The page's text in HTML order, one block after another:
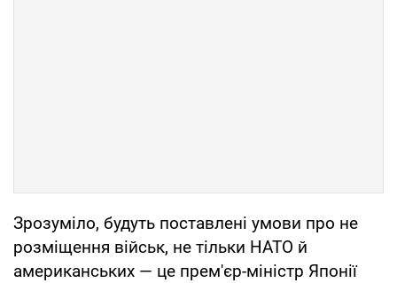
Зрозуміло, будуть поставлені умови про не
розміщення військ, не тільки НАТО й
американських — це прем'єр-міністр Японії